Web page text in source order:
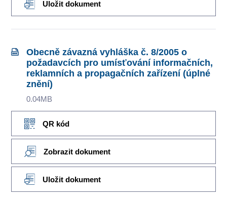
Uložit dokument
Obecně závazná vyhláška č. 8/2005 o
požadavcích pro umísťování informačních,
reklamních a propagačních zařízení (úplné
znění)
0.04MB
QR kód
Zobrazit dokument
Uložit dokument